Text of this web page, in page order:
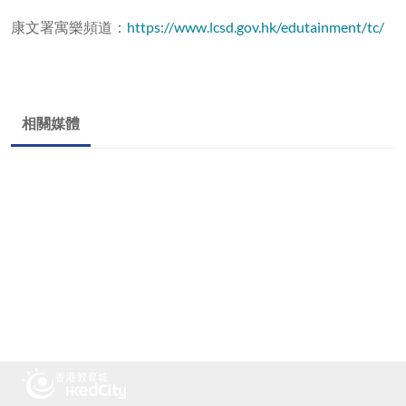
康文署寓樂頻道： https://www.lcsd.gov.hk/edutainment/tc/
相關媒體